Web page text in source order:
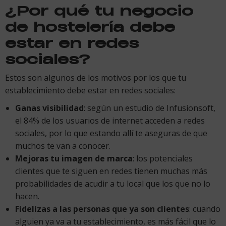
¿Por qué tu negocio
de hostelería debe
estar en redes
sociales?
Estos son algunos de los motivos por los que tu
establecimiento debe estar en redes sociales:
Ganas visibilidad: según un estudio de Infusionsoft,
el 84% de los usuarios de internet acceden a redes
sociales, por lo que estando allí te aseguras de que
muchos te van a conocer.
Mejoras tu imagen de marca: los potenciales
clientes que te siguen en redes tienen muchas más
probabilidades de acudir a tu local que los que no lo
hacen.
Fidelizas a las personas que ya son clientes: cuando
alguien ya va a tu establecimiento, es más fácil que lo